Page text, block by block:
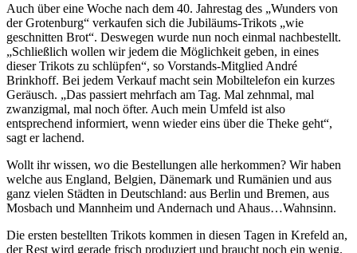
Auch über eine Woche nach dem 40. Jahrestag des „Wunders von
der Grotenburg“ verkaufen sich die Jubiläums-Trikots „wie
geschnitten Brot“. Deswegen wurde nun noch einmal nachbestellt.
„Schließlich wollen wir jedem die Möglichkeit geben, in eines
dieser Trikots zu schlüpfen“, so Vorstands-Mitglied André
Brinkhoff. Bei jedem Verkauf macht sein Mobiltelefon ein kurzes
Geräusch. „Das passiert mehrfach am Tag. Mal zehnmal, mal
zwanzigmal, mal noch öfter. Auch mein Umfeld ist also
entsprechend informiert, wenn wieder eins über die Theke geht“,
sagt er lachend.
Wollt ihr wissen, wo die Bestellungen alle herkommen? Wir haben
welche aus England, Belgien, Dänemark und Rumänien und aus
ganz vielen Städten in Deutschland: aus Berlin und Bremen, aus
Mosbach und Mannheim und Andernach und Ahaus…Wahnsinn.
Die ersten bestellten Trikots kommen in diesen Tagen in Krefeld an,
der Rest wird gerade frisch produziert und braucht noch ein wenig.